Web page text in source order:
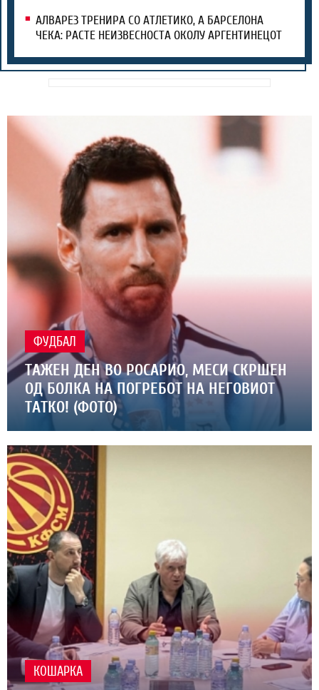
АЛВАРЕЗ ТРЕНИРА СО АТЛЕТИКО, А БАРСЕЛОНА
ЧЕКА: РАСТЕ НЕИЗВЕСНОСТА ОКОЛУ АРГЕНТИНЕЦОТ
ФУДБАЛ
ТАЖЕН ДЕН ВО РОСАРИО, МЕСИ СКРШЕН
ОД БОЛКА НА ПОГРЕБОТ НА НЕГОВИОТ
ТАТКО! (ФОТО)
КОШАРКА